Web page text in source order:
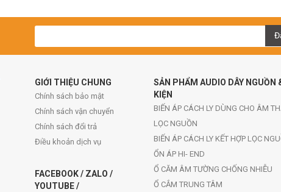
GIỚI THIỆU CHUNG
Chính sách bảo mật
Chính sách vận chuyển
Chính sách đổi trả
Điều khoản dịch vụ
FACEBOOK / ZALO /
YOUTUBE /
SẢN PHẨM AUDIO DÂY NGUỒN
KIỆN
BIẾN ÁP CÁCH LY DÙNG CHO ÂM
LỌC NGUỒN
BIẾN ÁP CÁCH LY KẾT HỢP LỌC
ỔN ÁP HI- END
Ổ CĂM ÂM TƯỜNG CHỐNG NHIỄU
Ổ CẮM TRUNG TÂM